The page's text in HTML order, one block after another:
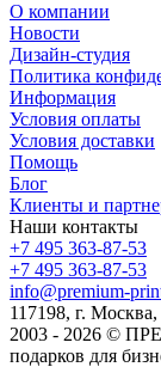
О компании
Новости
Дизайн-студия
Политика
Информация
Условия оплаты
Условия доставки
Помощь
Блог
Клиенты и
Наши контакты
+7 495 363-87-53
+7 495 363-87-53
info@premium-
117198, г.
2003 - 2026 ©
подарков для